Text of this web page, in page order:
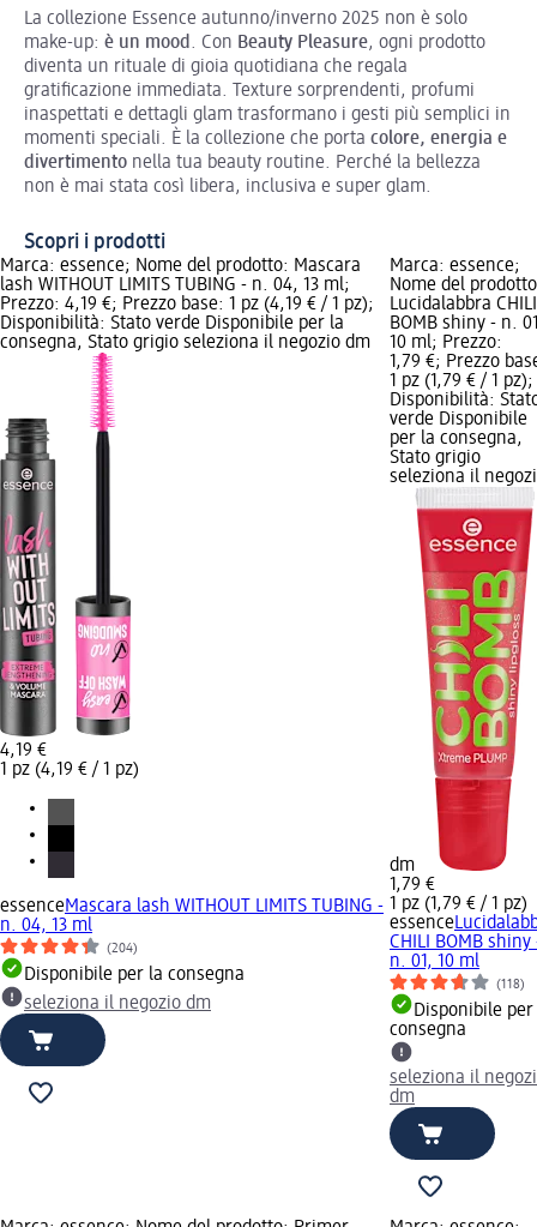
La collezione Essence autunno/inverno 2025 non è solo
make-up: è un mood. Con Beauty Pleasure, ogni prodotto
diventa un rituale di gioia quotidiana che regala
gratificazione immediata. Texture sorprendenti, profumi
inaspettati e dettagli glam trasformano i gesti più semplici in
momenti speciali. È la collezione che porta colore, energia e
divertimento nella tua beauty routine. Perché la bellezza
non è mai stata così libera, inclusiva e super glam.
Scopri i prodotti
Marca: essence; Nome del prodotto: Mascara
lash WITHOUT LIMITS TUBING - n. 04, 13 ml;
Prezzo: 4,19 €; Prezzo base: 1 pz (4,19 € / 1 pz);
Disponibilità: Stato verde Disponibile per la
consegna, Stato grigio seleziona il negozio dm
4,19 €
1 pz (4,19 € / 1 pz)
essenceMascara lash WITHOUT LIMITS TUBING -
n. 04, 13 ml
(204)
Disponibile per la consegna
seleziona il negozio dm
Marca: essence;
Nome del
Lucidalabbra CHILI
BOMB shiny - n.
10 ml; Prezzo:
1,79 €; Prezzo
1 pz (1,79 € / 1 pz);
Disponibilità:
verde Disponibile
per la consegna,
Stato grigio
seleziona il
dm
1,79 €
1 pz (1,79 € / 1 pz)
essence
CHILI BOMB shiny
n. 01, 10 ml
(118)
Disponibile per
consegna
seleziona il
dm